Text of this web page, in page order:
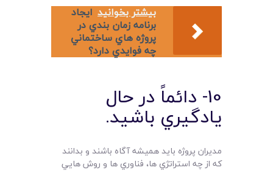
بیشتر بخوانید ايجاد
برنامه زمان بندي در
پروژه هاي ساختماني
چه فوايدي دارد؟
10- دائماً در حال
يادگيري باشيد.
مديران پروژه بايد هميشه آگاه باشند و بدانند
که از چه استراتژي ها، فناوري ها و روش هايي